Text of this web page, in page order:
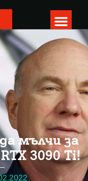
мълчи за
3090 Ti!